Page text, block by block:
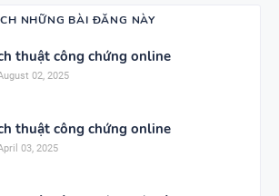
NHỮNG BÀI ĐĂNG NÀY
thuật công chứng online
02, 2025
thuật công chứng online
03, 2025